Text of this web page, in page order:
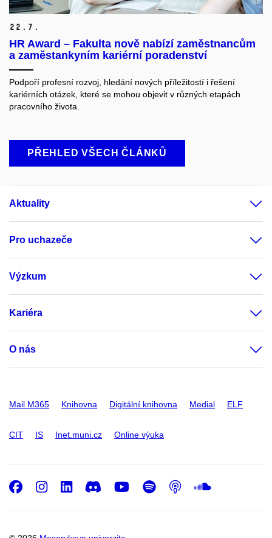
22. 7.
HR Award – Fakulta nově nabízí zaměstnancům
a zaměstankyním kariérní poradenství
Podpoří profesní rozvoj, hledání nových příležitostí i řešení
kariérních otázek, které se mohou objevit v různých etapách
pracovního života.
PŘEHLED VŠECH ČLÁNKŮ
Aktuality
Pro uchazeče
Výzkum
Kariéra
O nás
Mail M365 Knihovna Digitální knihovna Medial ELF
CIT IS Inet.muni.cz Online výuka
Facebook
Instagram
LinkedIn
DiscordYoutube
Spotify
Podcast